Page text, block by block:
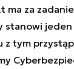
ma za
stanowi
tym